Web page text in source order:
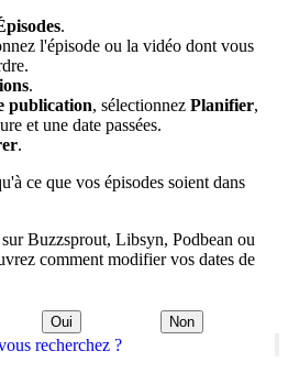
recherchez ?
.
l'épisode ou la vidéo dont vous
.
publication, sélectionnez Planifier,
et une date passées.
.
ce que vos épisodes soient dans
Buzzsprout, Libsyn, Podbean ou
comment modifier vos dates de
Oui Non